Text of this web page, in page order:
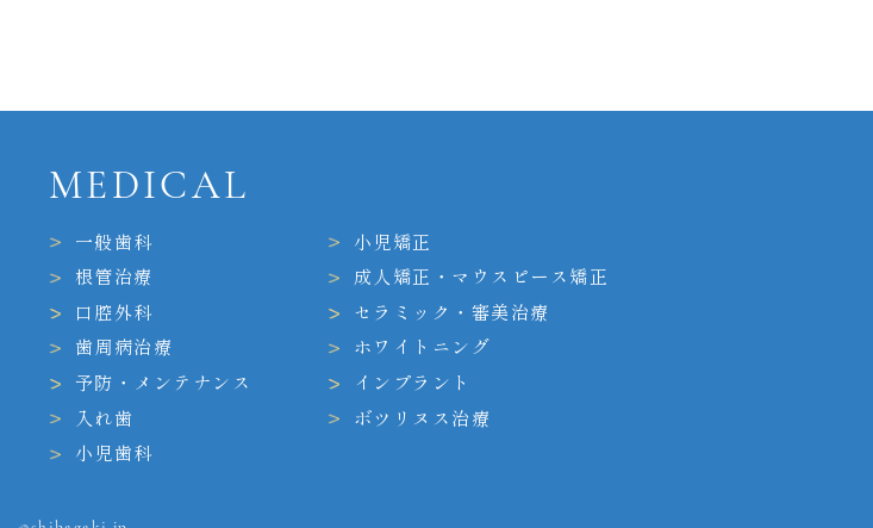
MEDICAL
一般歯科
小児矯正
根管治療
成人矯正・マウス ピース矯正
口腔外科
セラミック・審美 治療
歯周病治療
ホワイトニング
予防・メンテナンス
インプラント
入れ歯
ボツリヌス治療
小児歯科